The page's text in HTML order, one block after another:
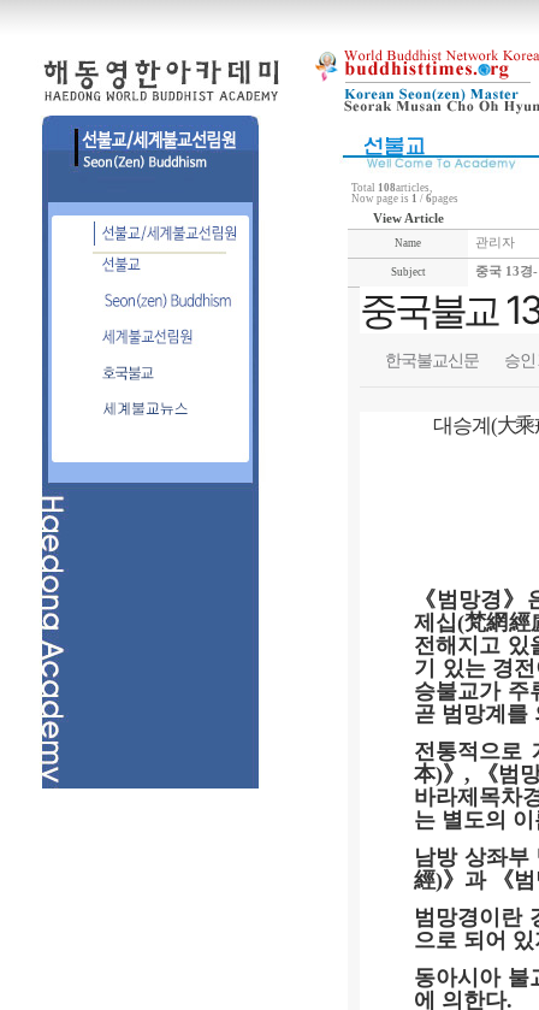
Total 108articles,
Now page is 1 / 6pages
View Article
Name 관리자
Subject 중국 13경
중국불교
한국불교신문 승인
대승계(大乘
《 범망경 》
제십(梵網經
전해지고 있
기 있는 경
승불교가 주
곧 범망계를
전통적으로
本)》, 《범
바라제목차
는 별도의
남방 상좌
經)》 과 《
범망경이란
으로 되어
동아시아 불
에 의한다.